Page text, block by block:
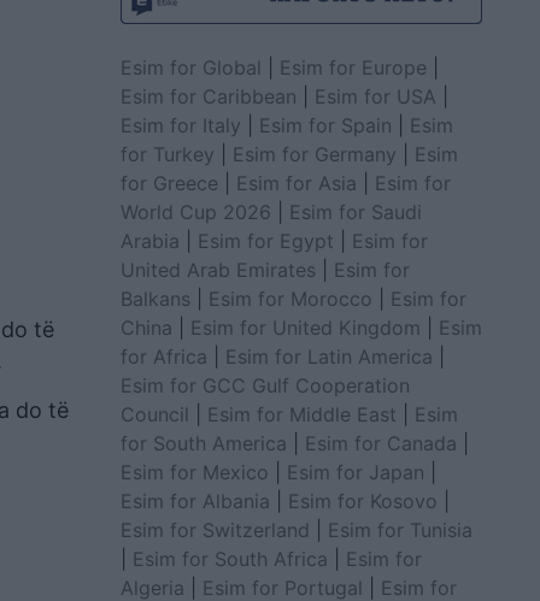
të
do të
Esim for Global Esim for Europe
Esim for Caribbean
Esim for USA
Esim for Italy
Esim for Spain
Esim
for Turkey
Esim for Germany
Esim
for Greece
Esim for Asia
Esim for
World Cup 2026
Esim for Saudi
Arabia
Esim for Egypt
Esim for
United Arab Emirates
Esim for
Balkans
Esim for Morocco
Esim for
China
Esim for United Kingdom
Esim
for Africa
Esim for Latin America
Esim for GCC Gulf Cooperation
Council
Esim for Middle East
Esim
for South America
Esim for Canada
Esim for Mexico
Esim for Japan
Esim for Albania
Esim for Kosovo
Esim for Switzerland
Esim for Tunisia
Esim for South Africa
Esim for
Algeria
Esim for Portugal
Esim for